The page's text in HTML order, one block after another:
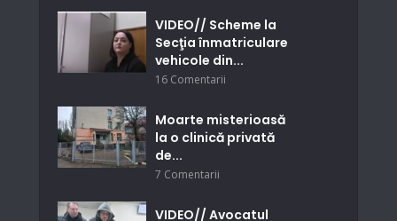
VIDEO// Scheme la
Secţia înmatriculare
vehicole din...
16 Comentarii
Moarte misterioasă
la o clinică privată
de...
7 Comentarii
VIDEO// Avocatul